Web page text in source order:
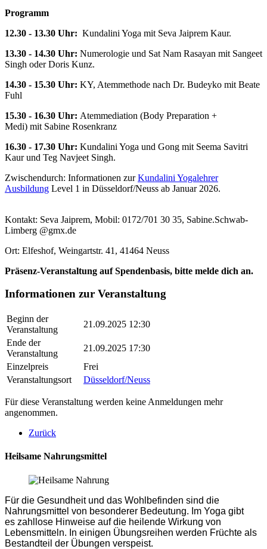
Programm
12.30 - 13.30 Uhr: Kundalini Yoga mit Seva Jaiprem Kaur.
13.30 - 14.30 Uhr: Numerologie und Sat Nam Rasayan mit Sangeet
Singh oder Doris Kunz.
14.30 - 15.30 Uhr: KY, Atemmethode nach Dr. Budeyko mit Beate
Fuhl
15.30 - 16.30 Uhr: Atemmediation (Body Preparation +
Medi) mit Sabine Rosenkranz
16.30 - 17.30 Uhr: Kundalini Yoga und Gong mit Seema Savitri
Kaur und Teg Navjeet Singh.
Zwischendurch: Informationen zurKundalini Yogalehrer
Ausbildung Level 1 in Düsseldorf/Neuss ab Januar 2026.
Kontakt: Seva Jaiprem, Mobil: 0172/701 30 35, Sabine.Schwab-
Limberg @gmx.de
Ort: Elfeshof, Weingartstr. 41, 41464 Neuss
Präsenz-Veranstaltung auf Spendenbasis, bitte melde dich an.
Informationen zur Veranstaltung
Beginn der
Veranstaltung
21.09.2025 12:30
Ende der
Veranstaltung
21.09.2025 17:30
Einzelpreis
Frei
Veranstaltungsort
Düsseldorf/Neuss
Für diese Veranstaltung werden keine Anmeldungen mehr
angenommen.
Zurück
Heilsame Nahrungsmittel
Für die Gesundheit und das Wohlbefinden sind die
Nahrungsmittel von besonderer Bedeutung. Im Yoga gibt
es zahllose Hinweise auf die heilende Wirkung von
Lebensmitteln. In einigen Übungsreihen werden Früchte als
Bestandteil der Übungen verspeist.